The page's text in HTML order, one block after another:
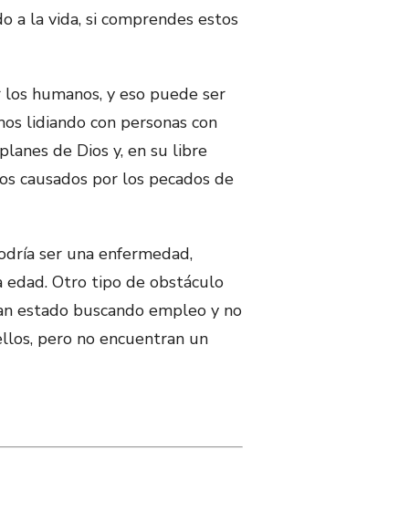
a la vida, si comprendes estos
humanos, y eso puede ser
lidiando con personas con
de Dios y, en su libre
causados por los pecados de
ser una enfermedad,
edad. Otro tipo de obstáculo
estado buscando empleo y no
pero no encuentran un